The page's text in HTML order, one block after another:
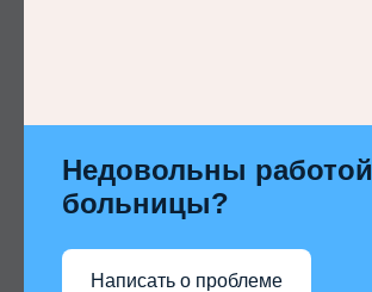
Недовольны работой
больницы?
Написать о проблеме